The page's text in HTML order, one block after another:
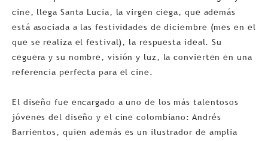
cine, llega Santa Lucia, la virgen ciega, que además
está asociada a las festividades de diciembre (mes en el
que se realiza el festival), la respuesta ideal. Su
ceguera y su nombre, visión y luz, la convierten en una
referencia perfecta para el cine.
El diseño fue encargado a uno de los más talentosos
jóvenes del diseño y el cine colombiano: Andrés
Barrientos, quien además es un ilustrador de amplia